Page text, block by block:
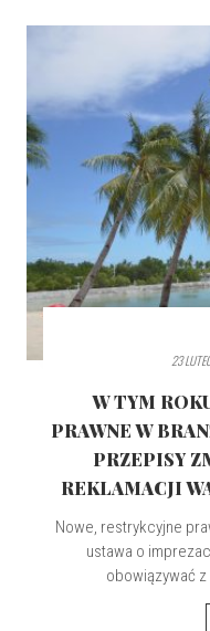
23
W TYM
PRAWNE W
PRZEPISY
REKLAMACJI
Nowe, restrykcyjne
ustawa o
obowiązywać